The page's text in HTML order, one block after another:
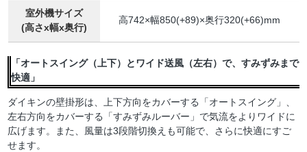
室外機サイズ
(高さx幅x奥行)
高742×幅850(+89)×奥行320(+66)mm
「オートスイング（上下）とワイド送風（左右）で、すみずみまで
快適」
ダイキンの壁掛形は、上下方向をカバーする「オートスイング」、
左右方向をカバーする「すみずみルーバー」で気流をよりワイドに
広げます。また、風量は3段階切換えも可能で、さらに快適にすご
せます。